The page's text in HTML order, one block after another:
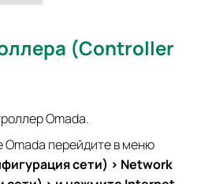
(Controller
Omada.
Omada перейдите в меню
сети) > Network